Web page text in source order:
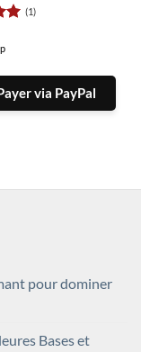
(1)
via PayPal
pour dominer
Bases et